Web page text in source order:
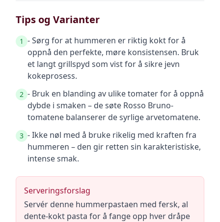
Tips og Varianter
1 - Sørg for at hummeren er riktig kokt for å
oppnå den perfekte, møre konsistensen. Bruk
et langt grillspyd som vist for å sikre jevn
kokeprosess.
2 - Bruk en blanding av ulike tomater for å oppnå
dybde i smaken – de søte Rosso Bruno-
tomatene balanserer de syrlige arvetomatene.
3 - Ikke nøl med å bruke rikelig med kraften fra
hummeren – den gir retten sin karakteristiske,
intense smak.
Serveringsforslag
Servér denne hummerpastaen med fersk, al
dente-kokt pasta for å fange opp hver dråpe